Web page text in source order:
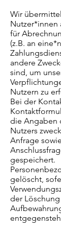
Wir
Nutzer*innen
für
(z.B. an eine*n
andere
sind, um
Nutzern zu
Bei der
die Angaben
Nutzers
Anfrage
gespeichert.
gelöscht,
der